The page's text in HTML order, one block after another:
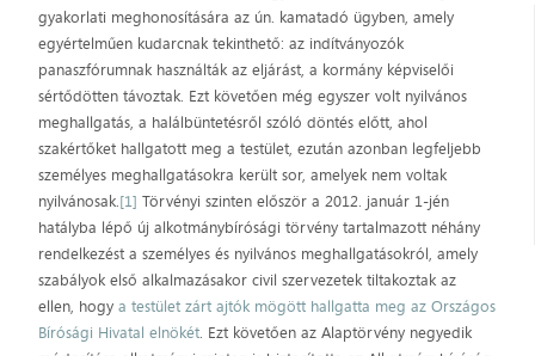
gyakorlati meghonosítására az ún. kamatadó ügyben, amely
egyértelműen kudarcnak tekinthető: az indítványozók
panaszfórumnak használták az eljárást, a kormány képviselői
sértődötten távoztak. Ezt követően még egyszer volt nyilvános
meghallgatás, a halálbüntetésről szóló döntés előtt, ahol
szakértőket hallgatott meg a testület, ezután azonban legfeljebb
személyes meghallgatásokra került sor, amelyek nem voltak
nyilvánosak.[1] Törvényi szinten először a 2012. január 1-jén
hatályba lépő új alkotmánybírósági törvény tartalmazott néhány
rendelkezést a személyes és nyilvános meghallgatásokról, amely
szabályok első alkalmazásakor civil szervezetek tiltakoztak az
ellen, hogya testület zárt ajtók mögött hallgatta meg az Országos
Bírósági Hivatal elnökét. Ezt követően az Alaptörvény negyedik